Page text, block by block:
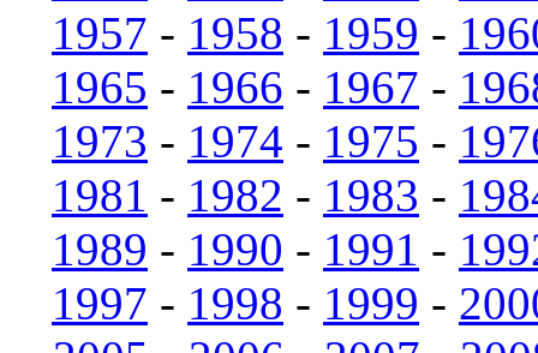
1957 - 1958 - 1959 -
1965 - 1966 - 1967 -
1973 - 1974 - 1975 -
1981 - 1982 - 1983 -
1989 - 1990 - 1991 -
1997 - 1998 - 1999 -